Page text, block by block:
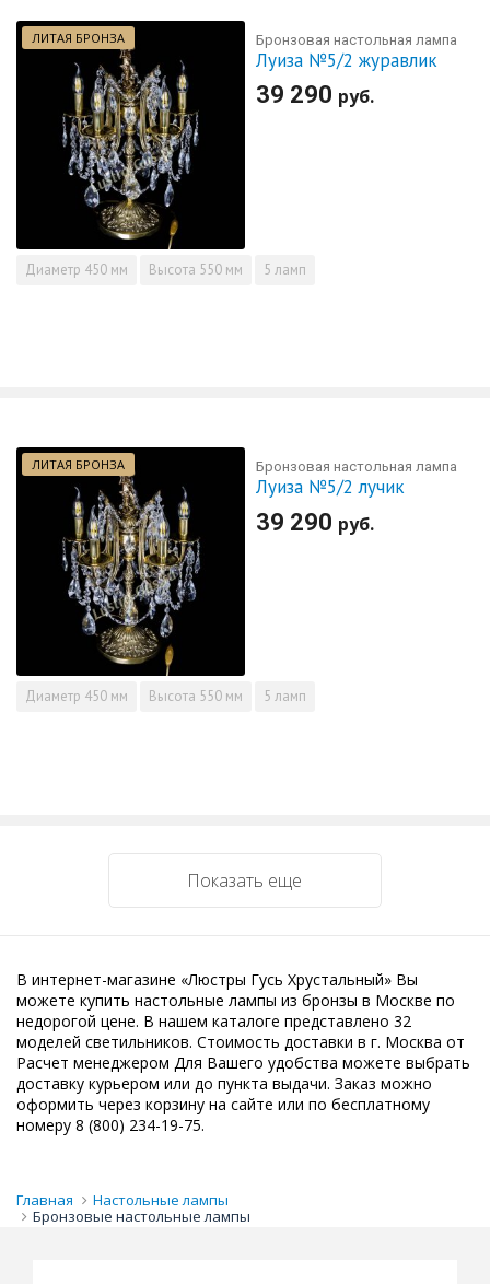
ЛИТАЯ БРОНЗА Бронзовая настольная лампа
Луиза №5/2 журавлик
39 290 руб.
Диаметр 450 мм Высота 550 мм 5 ламп
ЛИТАЯ БРОНЗА Бронзовая настольная лампа
Луиза №5/2 лучик
39 290 руб.
Диаметр 450 мм Высота 550 мм 5 ламп
Показать еще
В интернет-магазине «Люстры Гусь Хрустальный» Вы
можете купить настольные лампы из бронзы в Москве по
недорогой цене. В нашем каталоге представлено 32
моделей светильников. Стоимость доставки в г. Москва от
Расчет менеджером Для Вашего удобства можете выбрать
доставку курьером или до пункта выдачи. Заказ можно
оформить через корзину на сайте или по бесплатному
номеру 8 (800) 234-19-75.
Главная
Настольные лампы
Бронзовые настольные лампы